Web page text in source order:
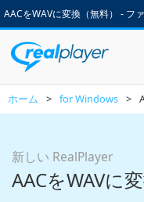
AACをWAVに変換（無料） - フ
ホーム > for Windows >
新しい RealPlayer
AACをWAVに